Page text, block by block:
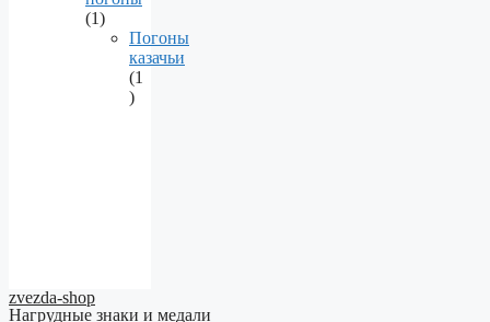
11
productПогоны
казачьи
1
1
zvezda-shop
Нагрудные знаки и медали